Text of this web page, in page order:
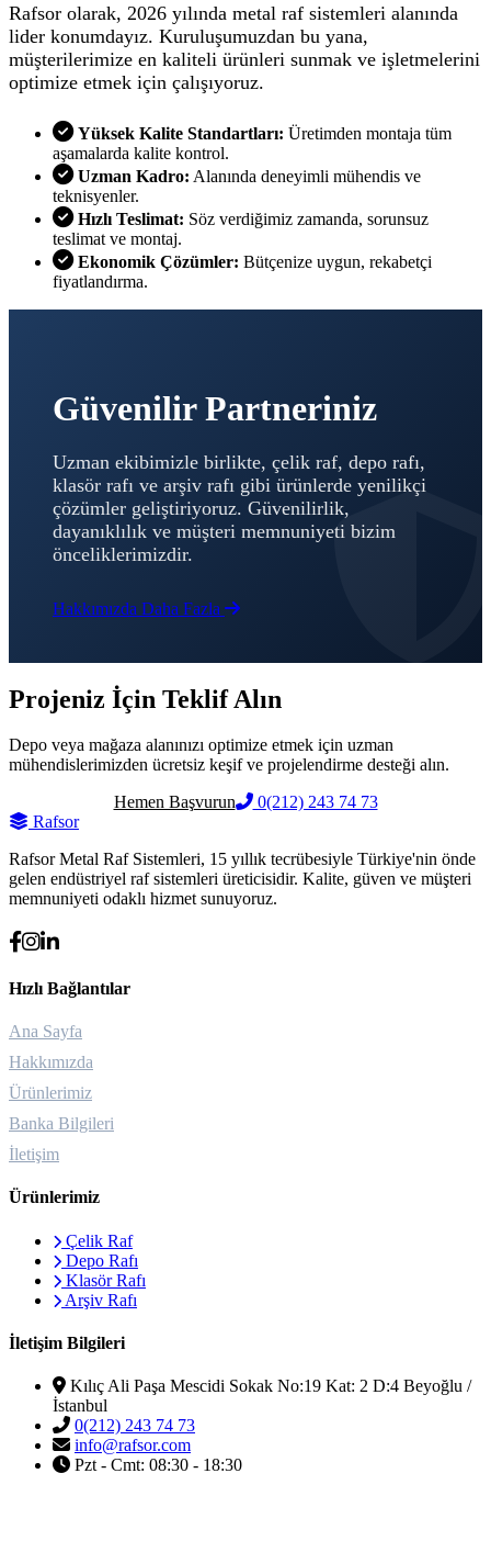
Rafsor olarak, 2026 yılında metal raf sistemleri alanında
lider konumdayız. Kuruluşumuzdan bu yana,
müşterilerimize en kaliteli ürünleri sunmak ve işletmelerini
optimize etmek için çalışıyoruz.
Yüksek Kalite Standartları: Üretimden montaja tüm
aşamalarda kalite kontrol.
Uzman Kadro: Alanında deneyimli mühendis ve
teknisyenler.
Hızlı Teslimat: Söz verdiğimiz zamanda, sorunsuz
teslimat ve montaj.
Ekonomik Çözümler: Bütçenize uygun, rekabetçi
fiyatlandırma.
Güvenilir Partneriniz
Uzman ekibimizle birlikte, çelik raf, depo rafı,
klasör rafı ve arşiv rafı gibi ürünlerde yenilikçi
çözümler geliştiriyoruz. Güvenilirlik,
dayanıklılık ve müşteri memnuniyeti bizim
önceliklerimizdir.
Hakkımızda Daha Fazla
Projeniz İçin Teklif Alın
Depo veya mağaza alanınızı optimize etmek için uzman
mühendislerimizden ücretsiz keşif ve projelendirme desteği alın.
Hemen Başvurun
0(212) 243 74 73
Rafsor
Rafsor Metal Raf Sistemleri, 15 yıllık tecrübesiyle Türkiye'nin önde
gelen endüstriyel raf sistemleri üreticisidir. Kalite, güven ve müşteri
memnuniyeti odaklı hizmet sunuyoruz.
Hızlı Bağlantılar
Ana Sayfa
Hakkımızda
Ürünlerimiz
Banka Bilgileri
İletişim
Ürünlerimiz
Çelik Raf
Depo Rafı
Klasör Rafı
Arşiv Rafı
İletişim Bilgileri
Kılıç Ali Paşa Mescidi Sokak No:19 Kat: 2 D:4 Beyoğlu /
İstanbul
0(212) 243 74 73
info@rafsor.com
Pzt - Cmt: 08:30 - 18:30